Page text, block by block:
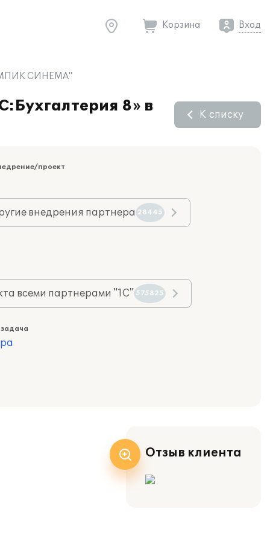
Корзина Вход
СИНЕМА"
8» в
К списку
проект
внедрения партнера 28445
всеми партнерами "1С" 575825
Отзыв клиента